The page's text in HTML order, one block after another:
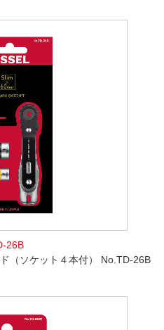
26B
（ソケット４本付） No.TD-26B